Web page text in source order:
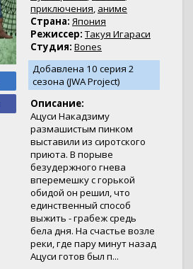
приключения, аниме
Страна: Япония
Режиссер: Такуя Игараси
Студия: Bones
Добавлена 10 серия 2
сезона (JWA Project)
Описание:
Ацуси Накадзиму
размашистым пинком
выставили из сиротского
приюта. В порыве
безудержного гнева
вперемешку с горькой
обидой он решил, что
единственный способ
выжить - грабеж средь
бела дня. На счастье возле
реки, где пару минут назад
Ацуси готов был п...